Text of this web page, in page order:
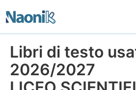
Libri di testo
2026/2027